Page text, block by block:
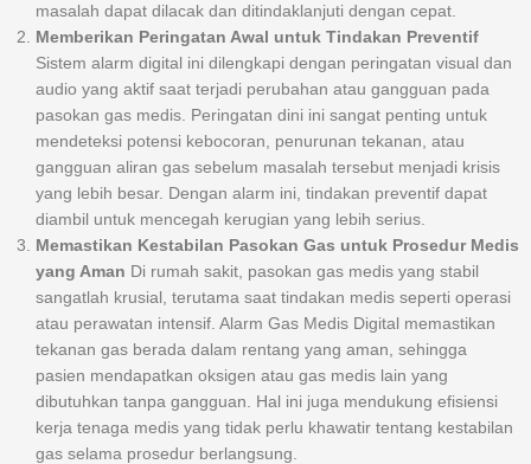
masalah dapat dilacak dan ditindaklanjuti dengan cepat.
Memberikan Peringatan Awal untuk Tindakan Preventif
Sistem alarm digital ini dilengkapi dengan peringatan visual dan
audio yang aktif saat terjadi perubahan atau gangguan pada
pasokan gas medis. Peringatan dini ini sangat penting untuk
mendeteksi potensi kebocoran, penurunan tekanan, atau
gangguan aliran gas sebelum masalah tersebut menjadi krisis
yang lebih besar. Dengan alarm ini, tindakan preventif dapat
diambil untuk mencegah kerugian yang lebih serius.
Memastikan Kestabilan Pasokan Gas untuk Prosedur Medis
yang Aman Di rumah sakit, pasokan gas medis yang stabil
sangatlah krusial, terutama saat tindakan medis seperti operasi
atau perawatan intensif. Alarm Gas Medis Digital memastikan
tekanan gas berada dalam rentang yang aman, sehingga
pasien mendapatkan oksigen atau gas medis lain yang
dibutuhkan tanpa gangguan. Hal ini juga mendukung efisiensi
kerja tenaga medis yang tidak perlu khawatir tentang kestabilan
gas selama prosedur berlangsung.